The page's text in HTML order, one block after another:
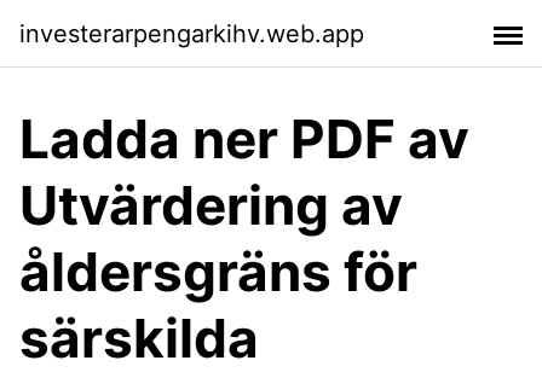
investerarpengarkihv.web.app
Ladda ner PDF av
Utvärdering av
åldersgräns för
särskilda